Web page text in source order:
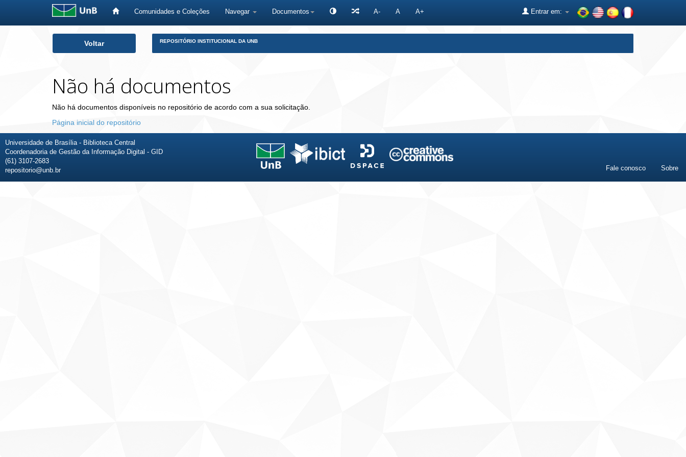
Comunidades e Coleções Navegar Documentos A- A A+ Entrar em:
Voltar REPOSITÓRIO INSTITUCIONAL DA UNB
Não há documentos
Não há documentos disponíveis no repositório de acordo com a sua solicitação.
Página inicial do repositório
Universidade de Brasília - Biblioteca Central
Coordenadoria de Gestão da Informação Digital - GID
(61) 3107-2683
repositorio@unb.br
Fale conosco Sobre